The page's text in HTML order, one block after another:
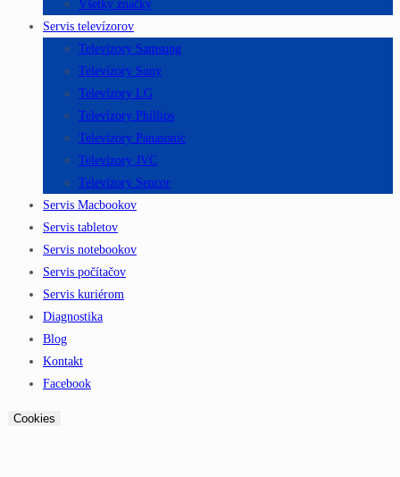
Všetky značky
Servis televízorov
Televízory Samsung
Televízory Sony
Televízory LG
Televízory Phillips
Televízory Panasonic
Televízory JVC
Televízory Sencor
Servis Macbookov
Servis tabletov
Servis notebookov
Servis počítačov
Servis kuriérom
Diagnostika
Blog
Kontakt
Facebook
Cookies